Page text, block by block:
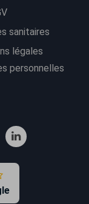
sanitaires
légales
personnelles